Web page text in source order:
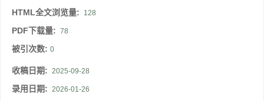
HTML全文浏览量: 128
PDF下载量: 78
被引次数: 0
收稿日期: 2025-09-28
录用日期: 2026-01-26